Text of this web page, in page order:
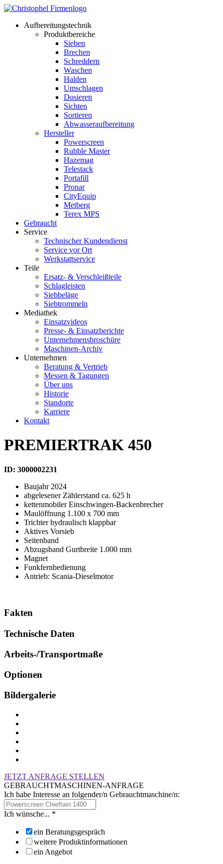
Aufbereitungstechnik
Produktbereiche
Sieben
Brechen
Schreddern
Waschen
Halden
Umschlagen
Dosieren
Sichten
Sortieren
Abwasseraufbereitung
Hersteller
Powerscreen
Rubble Master
Hazemag
Telestack
Portafill
Pronar
CityEquip
Metberg
Terex MPS
Gebraucht
Service
Technischer Kundendienst
Service vor Ort
Werkstattservice
Teile
Ersatz- & Verschleißteile
Schlagleisten
Siebbeläge
Siebtrommeln
Mediathek
Einsatzvideos
Presse- & Einsatzberichte
Unternehmensbroschüre
Maschinen-Archiv
Unternehmen
Beratung & Vertrieb
Messen & Tagungen
Über uns
Historie
Standorte
Karriere
Kontakt
PREMIERTRAK 450
ID: 3000002231
Baujahr 2024
abgelesener Zählerstand ca. 625 h
kettenmobiler Einschwingen-Backenbrecher
Maulöffnung 1.100 x 700 mm
Trichter hydraulisch klappbar
Aktives Vorsieb
Seitenband
Abzugsband Gurtbreite 1.000 mm
Magnet
Funkfernbedienung
Antrieb: Scania-Dieselmotor
Fakten
Technische Daten
Arbeits-/Transportmaße
Optionen
Bildergalerie
JETZT ANFRAGE STELLEN
GEBRAUCHTMASCHINEN-ANFRAGE
Ich habe Interesse an folgender/n Gebrauchtmaschine/n:
Ich wünsche... *
ein Beratungsgespräch
weitere Produktinformationen
ein Angebot